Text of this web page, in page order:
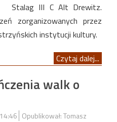
Stalag III C Alt Drewitz.
zorganizowanych przez
instytucji kultury.
Czytaj dalej...
walk o
Opublikował: Tomasz